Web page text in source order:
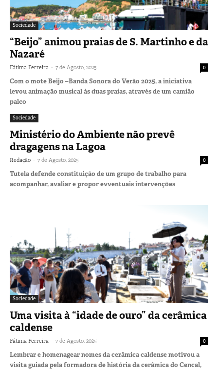
Sociedade
“Beijo” animou praias de S. Martinho e da
Nazaré
Fátima Ferreira - 7 de Agosto, 2025 0
Com o mote Beijo –Banda Sonora do Verão 2025, a iniciativa
levou animação musical às duas praias, através de um camião
palco
Sociedade
Ministério do Ambiente não prevê
dragagens na Lagoa
Redação - 7 de Agosto, 2025 0
Tutela defende constituição de um grupo de trabalho para
acompanhar, avaliar e propor evventuais intervenções
Sociedade
Uma visita à “idade de ouro” da cerâmica
caldense
Fátima Ferreira - 7 de Agosto, 2025 0
Lembrar e homenagear nomes da cerâmica caldense motivou a
visita guiada pela formadora de história da cerâmica do Cencal,